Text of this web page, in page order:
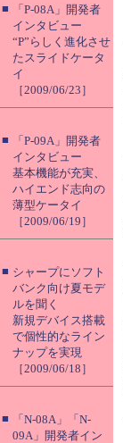
■
「P-08A」開発者
インタビュー
“P”らしく進化させ
たスライドケータ
イ
［2009/06/23］
■
「P-09A」開発者
インタビュー
基本機能が充実、
ハイエンド志向の
薄型ケータイ
［2009/06/19］
■ シャープにソフト
バンク向け夏モデ
ルを聞く
新規デバイス搭載
で個性的なライン
ナップを実現
［2009/06/18］
■
「N-08A」「N-
09A」開発者イン